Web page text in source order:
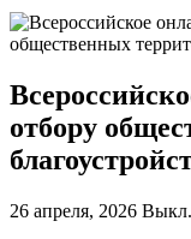
отбору
26 апреля, 2026 Выкл.